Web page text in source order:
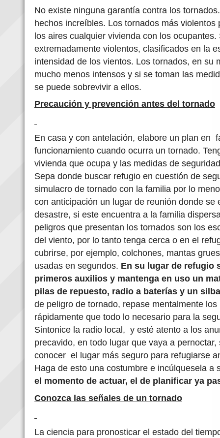
No existe ninguna garantía contra los
hechos increíbles. Los tornados más
los aires cualquier vivienda con los
extremadamente violentos, clasificados en la
intensidad de los vientos. Los tornados, en su
mucho menos intensos y si se toman las
se puede sobrevivir a ellos.
Precaución y prevención antes del tornado
En casa y con antelación, elabore un plan en
funcionamiento cuando ocurra un tornado.
vivienda que ocupa y las medidas de
Sepa donde buscar refugio en cuestión de
simulacro de tornado con la familia por lo
con anticipación un lugar de reunión donde se
desastre, si este encuentra a la familia
peligros que presentan los tornados son los
del viento, por lo tanto tenga cerca o en el
cubrirse, por ejemplo, colchones, mantas
usadas en segundos. En su lugar de refugio
primeros auxilios y mantenga en uso un
pilas de repuesto, radio a baterías y un
de peligro de tornado, repase mentalmente
rápidamente que todo lo necesario para la
Sintonice la radio local, y esté atento a los
precavido, en todo lugar que vaya a
conocer el lugar más seguro para refugiarse
Haga de esto una costumbre e incúlquesela a
el momento de actuar, el de planificar ya
Conozca las señales de un tornado
La ciencia para pronosticar el estado del